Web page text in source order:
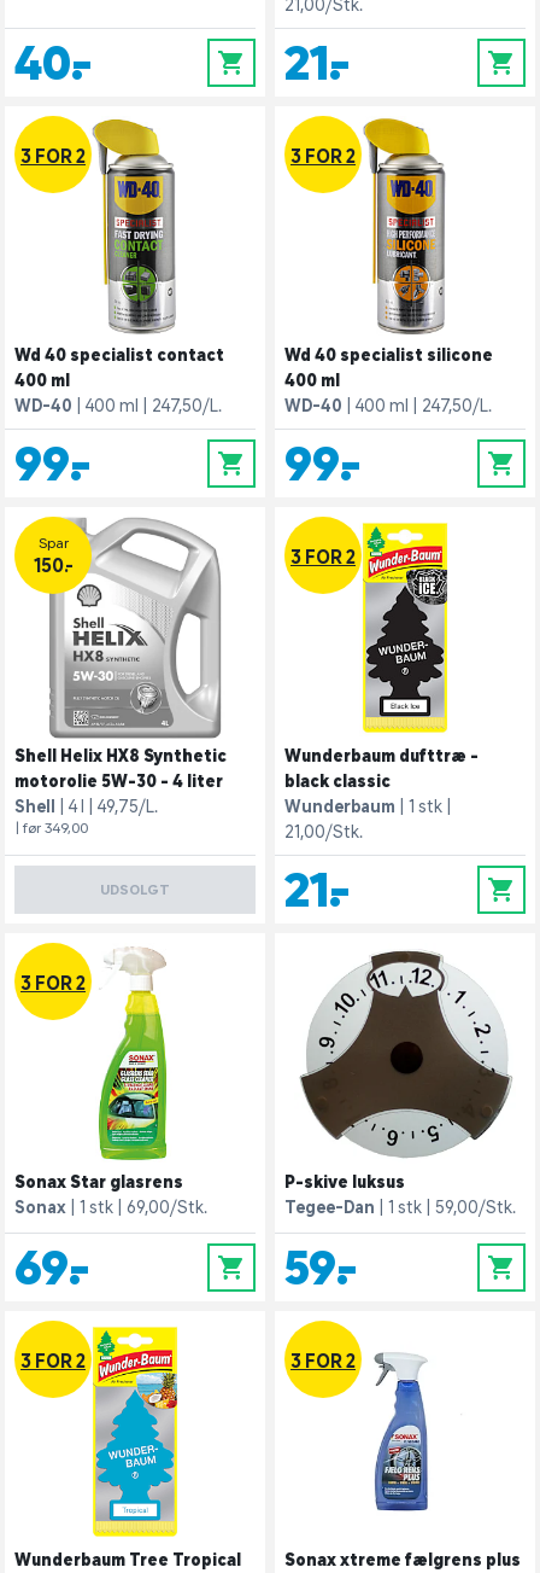
40,- 0
21,00/Stk.
21,- 0
3 FOR 2
Wd 40 specialist contact
400 ml
WD-40
400 ml 247,50/L.
99,- 0
3 FOR 2
Wd 40 specialist silicone
400 ml
WD-40
400 ml 247,50/L.
99,- 0
Spar
150.-
Shell Helix HX8 Synthetic
motorolie 5W-30 - 4 liter
Shell
4 l 49,75/L.
| før 349,00
UDSOLGT
3 FOR 2
Wunderbaum dufttræ -
black classic
Wunderbaum
1 stk
21,00/Stk.
21,- 0
3 FOR 2
Sonax Star glasrens
Sonax
1 stk 69,00/Stk.
69,- 0
P-skive luksus
Tegee-Dan
1 stk 59,00/Stk.
59,- 0
3 FOR 2
Wunderbaum Tree Tropical
3 FOR 2
Sonax xtreme fælgrens plus